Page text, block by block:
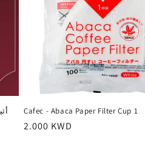
Cafec - Abaca Paper Filter Cup 1
Regular
2.000 KWD